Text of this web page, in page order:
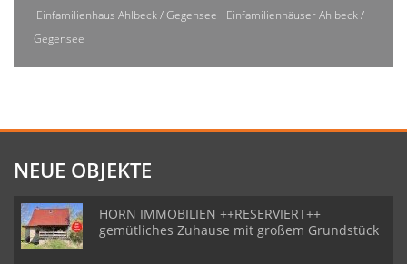
Einfamilienhaus Ahlbeck / Gegensee
Einfamilienhäuser Ahlbeck /
Gegensee
NEUE OBJEKTE
HORN IMMOBILIEN ++RESERVIERT++
gemütliches Zuhause mit großem Grundstück